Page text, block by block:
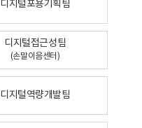
디지털포용기획팀
디지털접근성팀
(손말이음센터)
디지털역량개발팀